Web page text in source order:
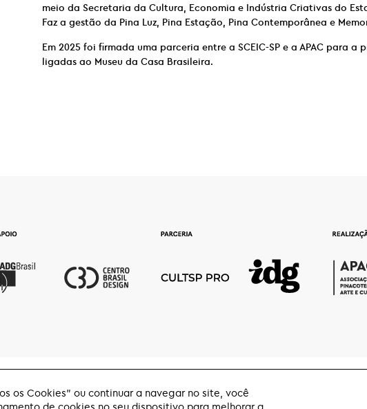
meio da Secretaria da Cultura, Economia e Indústria Criativas do
Faz a gestão da Pina Luz, Pina Estação, Pina Contemporânea e
Em 2025 foi firmada uma parceria entre a SCEIC-SP e a APAC para a
ligadas ao Museu da Casa Brasileira.
os Cookies" ou continuar a navegar no site, você